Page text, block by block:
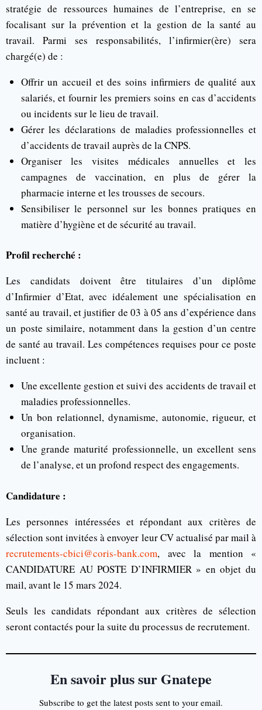
stratégie de ressources humaines de l’entreprise, en se
focalisant sur la prévention et la gestion de la santé au
travail. Parmi ses responsabilités, l’infirmier(ère) sera
chargé(e) de :
Offrir un accueil et des soins infirmiers de qualité aux
salariés, et fournir les premiers soins en cas d’accidents
ou incidents sur le lieu de travail.
Gérer les déclarations de maladies professionnelles et
d’accidents de travail auprès de la CNPS.
Organiser les visites médicales annuelles et les
campagnes de vaccination, en plus de gérer la
pharmacie interne et les trousses de secours.
Sensibiliser le personnel sur les bonnes pratiques en
matière d’hygiène et de sécurité au travail.
Profil recherché :
Les candidats doivent être titulaires d’un diplôme
d’Infirmier d’Etat, avec idéalement une spécialisation en
santé au travail, et justifier de 03 à 05 ans d’expérience dans
un poste similaire, notamment dans la gestion d’un centre
de santé au travail. Les compétences requises pour ce poste
incluent :
Une excellente gestion et suivi des accidents de travail et
maladies professionnelles.
Un bon relationnel, dynamisme, autonomie, rigueur, et
organisation.
Une grande maturité professionnelle, un excellent sens
de l’analyse, et un profond respect des engagements.
Candidature :
Les personnes intéressées et répondant aux critères de
sélection sont invitées à envoyer leur CV actualisé par mail à
recrutements-cbici@coris-bank.com, avec la mention «
CANDIDATURE AU POSTE D’INFIRMIER » en objet du
mail, avant le 15 mars 2024.
Seuls les candidats répondant aux critères de sélection
seront contactés pour la suite du processus de recrutement.
En savoir plus sur Gnatepe
Subscribe to get the latest posts sent to your email.